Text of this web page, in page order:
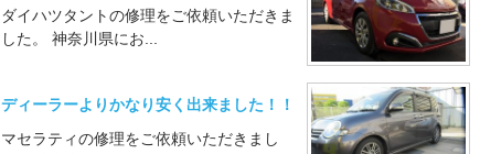
ダイハツタントの修理をご依頼いただきま
した。 神奈川県にお...
ディーラーよりかなり安く出来ました！！
マセラティの修理をご依頼いただきまし